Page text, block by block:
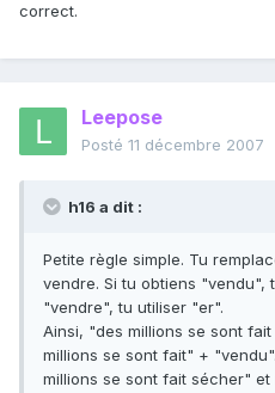
correct.
Leepose
Posté 11 décembre 2007
h16 a dit :
Petite règle simple. Tu
vendre. Si tu obtiens "vendu",
"vendre", tu utiliser "er".
Ainsi, "des millions se sont
millions se sont fait" +
millions se sont fait sécher" et